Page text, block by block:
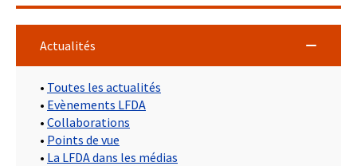
Actualités
• Toutes les actualités
• Evènements LFDA
• Collaborations
• Points de vue
• La LFDA dans les médias